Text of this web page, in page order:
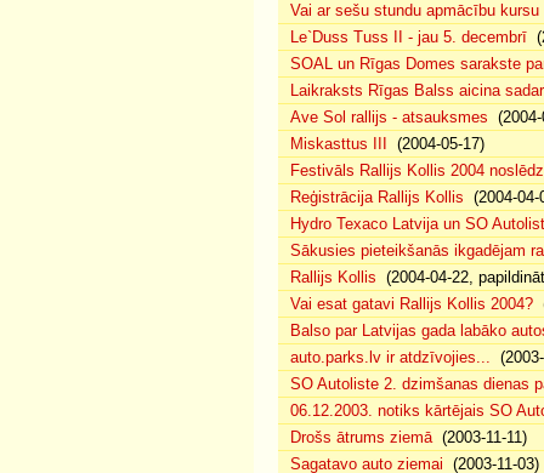
Vai ar sešu stundu apmācību
Le`Duss Tuss II - jau 5. decembrī
SOAL un Rīgas Domes sarakste
Laikraksts Rīgas Balss aicina
Ave Sol rallijs - atsauksmes
Miskasttus III
(2004-05-17)
Festivāls Rallijs Kollis 2004
Reģistrācija Rallijs Kollis (2004-04-
Hydro Texaco Latvija un SO
Sākusies pieteikšanās ikgadējam
Rallijs Kollis (2004-04-22,
Vai esat gatavi Rallijs Kollis 2004?
Balso par Latvijas gada labāko
auto.parks.lv ir atdzīvojies...
SO Autoliste 2. dzimšanas dienas
06.12.2003. notiks kārtējais SO
Drošs ātrums ziemā(2003-11-11)
Sagatavo auto ziemai (2003-11-03)